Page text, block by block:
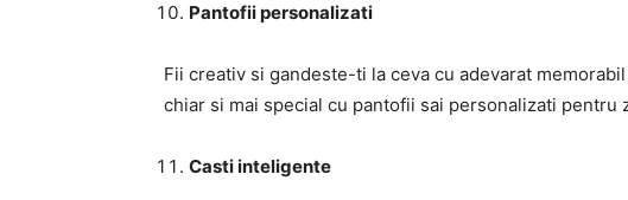
Pantofii personalizati
Fii creativ si gandeste-ti la ceva cu adevarat
chiar si mai special cu pantofii sai personalizati pentru
Casti inteligente